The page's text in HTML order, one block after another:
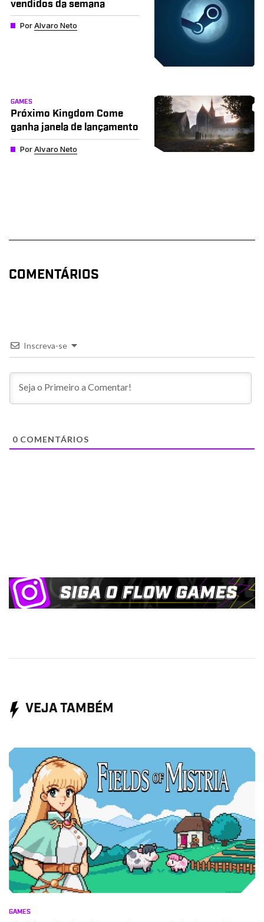
vendidos da semana
PorAlvaro Neto
GAMES
Próximo Kingdom Come
ganha janela de lançamento
PorAlvaro Neto
COMENTÁRIOS
Inscreva-se
0 COMENTÁRIOS
VEJA TAMBÉM
GAMES